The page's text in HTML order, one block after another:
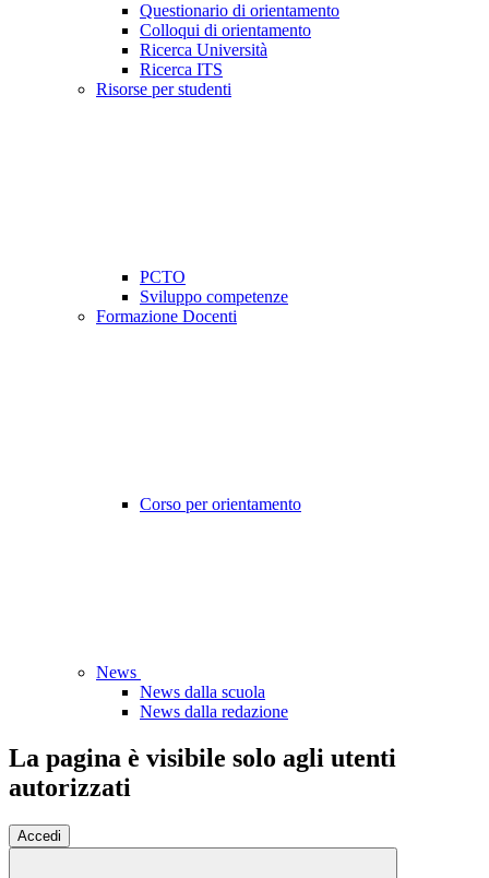
Questionario di orientamento
Colloqui di orientamento
Ricerca Università
Ricerca ITS
Risorse per studenti
PCTO
Sviluppo competenze
Formazione Docenti
Corso per orientamento
News
News dalla scuola
News dalla redazione
La pagina è visibile solo agli utenti
autorizzati
Accedi